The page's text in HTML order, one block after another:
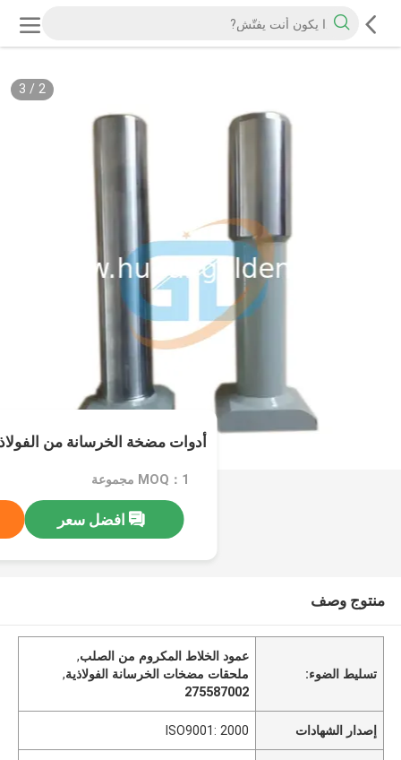
2
/
3
أدوات مضخة الخرسانة من الفولاذ الكروم
MOQ：1 مجموعة
افضل سعر
منتوج وصف
تسليط الضوء:
عمود الخلاط المكروم من الصلب,
ملحقات مضخات الخرسانة الفولاذية,
275587002
إصدار الشهادات ISO9001: 2000